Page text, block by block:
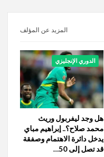
المزيد عن المؤلف
الدوري الإنجليزي
هل وجد ليفربول وريث
محمد صلاح؟.. إبراهيم مباي
يدخل دائرة الاهتمام وصفقة
قد تصل إلى 50…